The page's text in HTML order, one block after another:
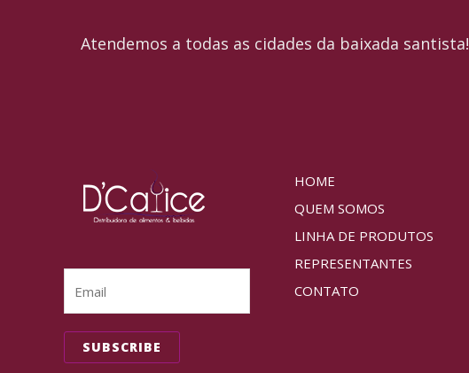
Atendemos a todas as cidades da baixada santista!
SUBSCRIBE
HOME
QUEM SOMOS
LINHA DE PRODUTOS
REPRESENTANTES
CONTATO